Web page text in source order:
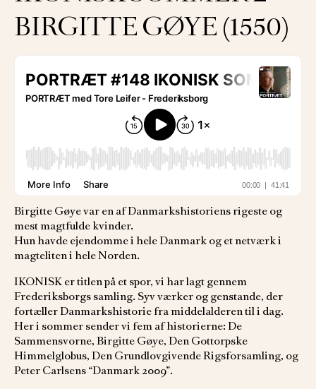
BIRGITTE GØYE (1550)
Birgitte Gøye var en af Danmarkshistoriens rigeste og
mest magtfulde kvinder.
Hun havde ejendomme i hele Danmark og et netværk i
magteliten i hele Norden.
IKONISK er titlen på et spor, vi har lagt gennem
Frederiksborgs samling. Syv værker og genstande, der
fortæller Danmarkshistorie fra middelalderen til i dag.
Her i sommer sender vi fem af historierne: De
Sammensvorne, Birgitte Gøye, Den Gottorpske
Himmelglobus, Den Grundlovgivende Rigsforsamling, og
Peter Carlsens “Danmark 2009”.